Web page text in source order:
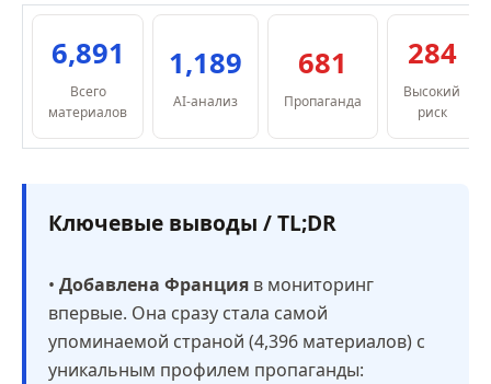
6,891
Всего
материалов
1,189
AI-анализ
681
Пропаганда
284
Высокий
риск
Ключевые выводы / TL;DR
• Добавлена Франция в мониторинг
впервые. Она сразу стала самой
упоминаемой страной (4,396 материалов) с
уникальным профилем пропаганды: